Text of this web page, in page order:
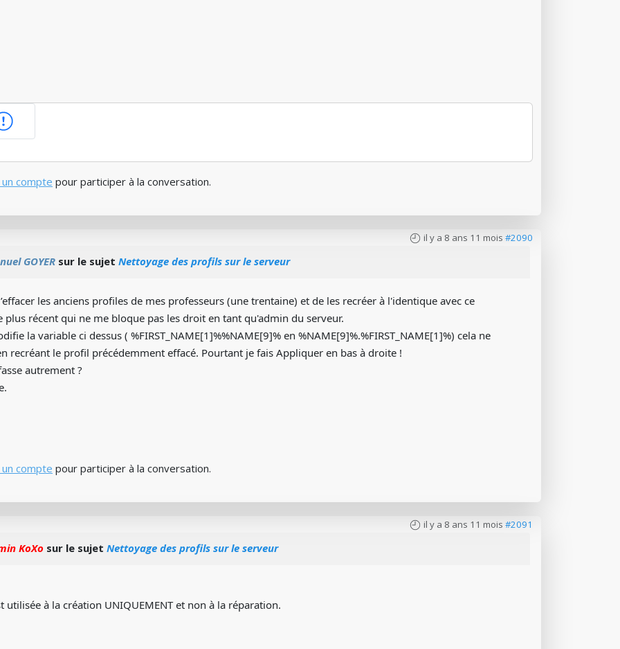
compte pour participer à la conversation.
il y a 8 ans 11 mois #2090
GOYER sur le sujet Nettoyage des profils sur le serveur
les anciens profiles de mes professeurs (une trentaine) et de les recréer à l'identique avec ce
plus récent qui ne me bloque pas les droit en tant qu'admin du serveur.
la variable ci dessus ( %FIRST_NAME[1]%%NAME[9]% en %NAME[9]%.%FIRST_NAME[1]%) cela ne
recréant le profil précédemment effacé. Pourtant je fais Appliquer en bas à droite !
autrement ?
compte pour participer à la conversation.
il y a 8 ans 11 mois #2091
KoXo sur le sujet Nettoyage des profils sur le serveur
utilisée à la création UNIQUEMENT et non à la réparation.